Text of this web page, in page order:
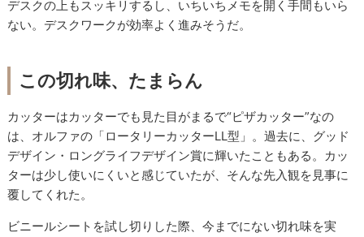
デスクの上もスッキリするし、いちいちメモを開く手間もいら
ない。デスクワークが効率よく進みそうだ。
この切れ味、たまらん
カッターはカッターでも見た目がまるで“ピザカッター”なの
は、オルファの「ロータリーカッターLL型」。過去に、グッド
デザイン・ロングライフデザイン賞に輝いたこともある。カッ
ターは少し使いにくいと感じていたが、そんな先入観を見事に
覆してくれた。
ビニールシートを試し切りした際、今までにない切れ味を実